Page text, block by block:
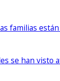
familias
se han visto